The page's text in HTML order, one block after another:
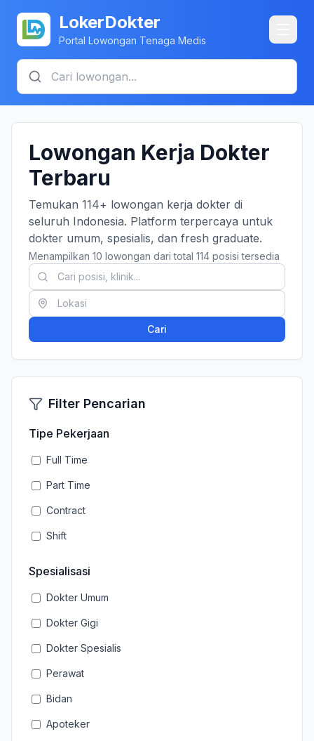
LokerDokter
Portal Lowongan Tenaga Medis
Lowongan Kerja Dokter
Terbaru
Temukan 114+ lowongan kerja dokter di
seluruh Indonesia. Platform terpercaya untuk
dokter umum, spesialis, dan fresh graduate.
Menampilkan 10 lowongan dari total 114 posisi tersedia
Cari
Filter Pencarian
Tipe Pekerjaan
Full Time
Part Time
Contract
Shift
Spesialisasi
Dokter Umum
Dokter Gigi
Dokter Spesialis
Perawat
Bidan
Apoteker